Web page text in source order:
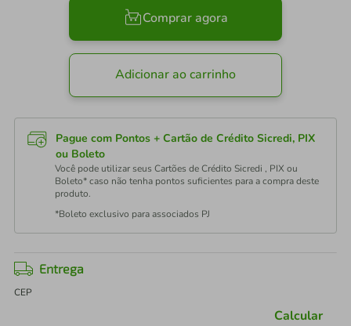
Comprar agora
Adicionar ao carrinho
Pague com Pontos + Cartão de Crédito Sicredi, PIX
ou Boleto
Você pode utilizar seus Cartões de Crédito Sicredi , PIX ou
Boleto* caso não tenha pontos suficientes para a compra deste
produto.
*Boleto exclusivo para associados PJ
Entrega
CEP
Calcular